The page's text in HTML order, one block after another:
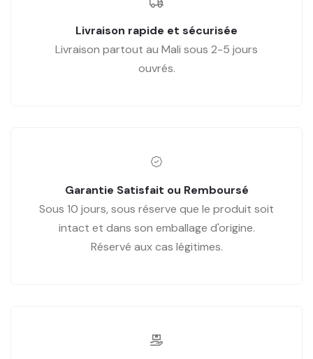
Livraison rapide et sécurisée
Livraison partout au Mali sous 2-5 jours
ouvrés.
Garantie Satisfait ou Remboursé
Sous 10 jours, sous réserve que le produit soit
intact et dans son emballage d'origine.
Réservé aux cas légitimes.